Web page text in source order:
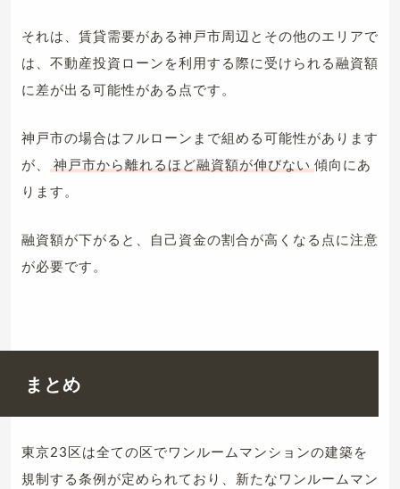
それは、賃貸需要がある神戸市周辺とその他のエリアで
は、不動産投資ローンを利用する際に受けられる融資額
に差が出る可能性がある点です。
神戸市の場合はフルローンまで組める可能性があります
が、
神戸市から離れるほど融資額が伸びない 傾向にあ
ります。
融資額が下がると、自己資金の割合が高くなる点に注意
が必要です。
まとめ
東京23区は全ての区でワンルームマンションの建築を
規制する条例が定められており、新たなワンルームマン